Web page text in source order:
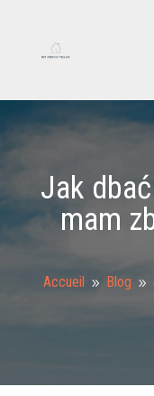
Jak
mam
Accueil 9 Blog 9